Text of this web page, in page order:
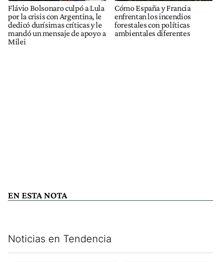
Flávio Bolsonaro culpó a Lula
por la crisis con Argentina, le
dedicó durísimas críticas y le
mandó un mensaje de apoyo a
Milei
Cómo España y Francia
enfrentan los incendios
forestales con políticas
ambientales diferentes
EN ESTA NOTA
Noticias en Tendencia